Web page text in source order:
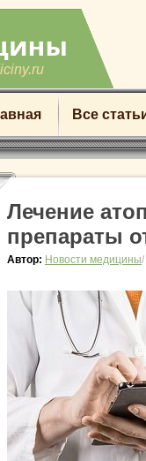
Все
Лечение
препараты
Автор: Новости медицины